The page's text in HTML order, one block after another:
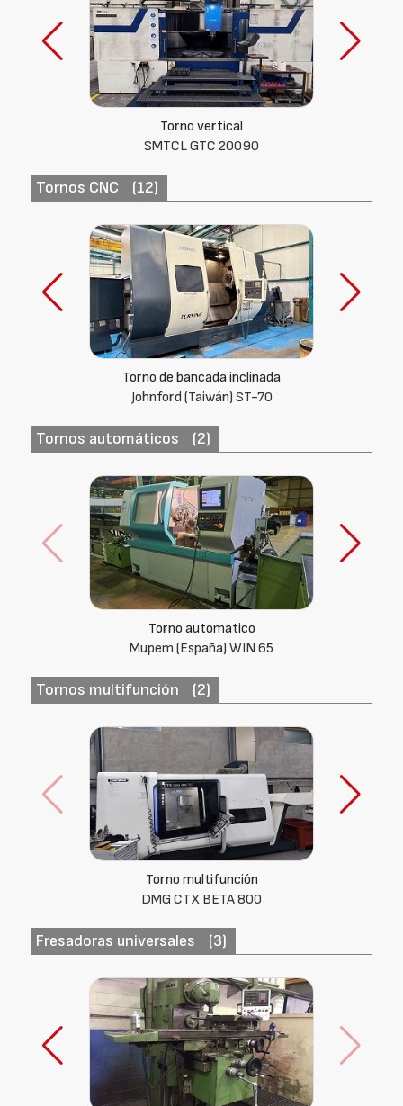
Torno vertical
DORRIES
Tornos CNC (12)
Torno paralelo CNC
SMTCL CAK 50135
Tornos automáticos (2)
Torno automatico
Mupem (España) MIKRA 26
Tornos multifunción (2)
Torno multifunción
Mazak (Japón) Integrex E-650H SII
Fresadoras universales (3)